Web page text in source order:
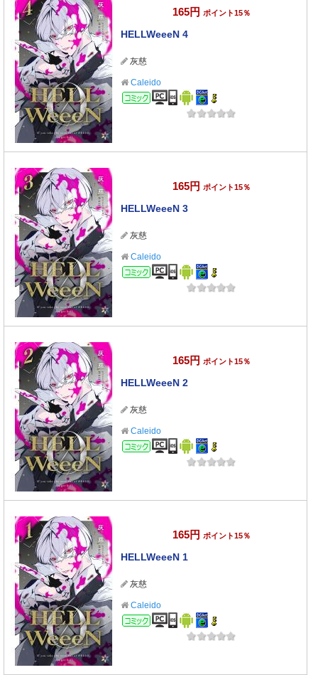
165円 ポイント15％
HELLWeeeN 4
灰慈
Caleido
コミック
165円 ポイント15％
HELLWeeeN 3
灰慈
Caleido
コミック
165円 ポイント15％
HELLWeeeN 2
灰慈
Caleido
コミック
165円 ポイント15％
HELLWeeeN 1
灰慈
Caleido
コミック